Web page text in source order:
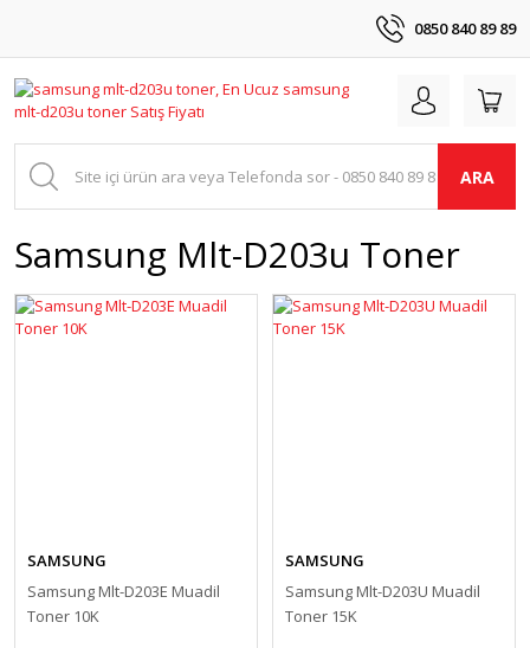
0850 840 89 89
ARA
Samsung Mlt-D203u Toner
SAMSUNG
Samsung Mlt-D203E Muadil
Toner 10K
SAMSUNG
Samsung Mlt-D203U Muadil
Toner 15K